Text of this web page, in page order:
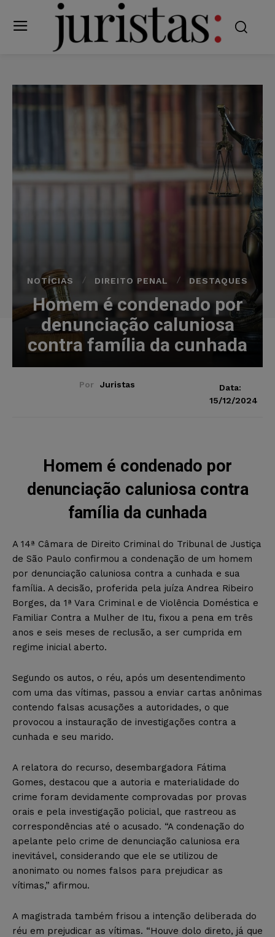
NOTÍCIAS DIREITO PENAL DESTAQUES
Homem é condenado por
denunciação caluniosa
contra família da cunhada
Por Juristas
Data:
15/12/2024
Homem é condenado por
denunciação caluniosa contra
família da cunhada
A 14ª Câmara de Direito Criminal do Tribunal de Justiça
de São Paulo confirmou a condenação de um homem
por denunciação caluniosa contra a cunhada e sua
família. A decisão, proferida pela juíza Andrea Ribeiro
Borges, da 1ª Vara Criminal e de Violência Doméstica e
Familiar Contra a Mulher de Itu, fixou a pena em três
anos e seis meses de reclusão, a ser cumprida em
regime inicial aberto.
Segundo os autos, o réu, após um desentendimento
com uma das vítimas, passou a enviar cartas anônimas
contendo falsas acusações a autoridades, o que
provocou a instauração de investigações contra a
cunhada e seu marido.
A relatora do recurso, desembargadora Fátima
Gomes, destacou que a autoria e materialidade do
crime foram devidamente comprovadas por provas
orais e pela investigação policial, que rastreou as
correspondências até o acusado. “A condenação do
apelante pelo crime de denunciação caluniosa era
inevitável, considerando que ele se utilizou de
anonimato ou nomes falsos para prejudicar as
vítimas,” afirmou.
A magistrada também frisou a intenção deliberada do
réu em prejudicar as vítimas. “Houve dolo direto, já que